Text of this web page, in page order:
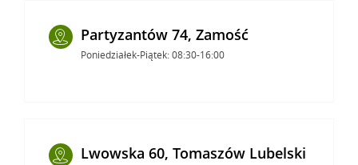
Partyzantów 74, Zamość
Poniedziałek-Piątek: 08:30-16:00
Lwowska 60, Tomaszów Lubelski